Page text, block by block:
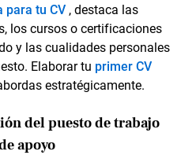
para tu CV, destaca las
los cursos o certificaciones
y las cualidades personales
Elaborar tu primer CV
estratégicamente.
del puesto de trabajo
apoyo